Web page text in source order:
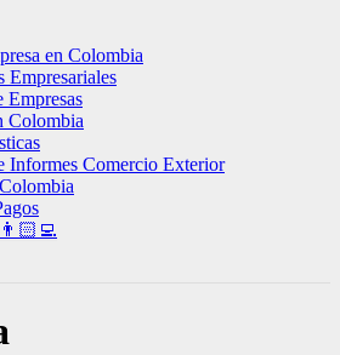
en Colombia
Empresariales
Empresas
Colombia
Informes Comercio Exterior